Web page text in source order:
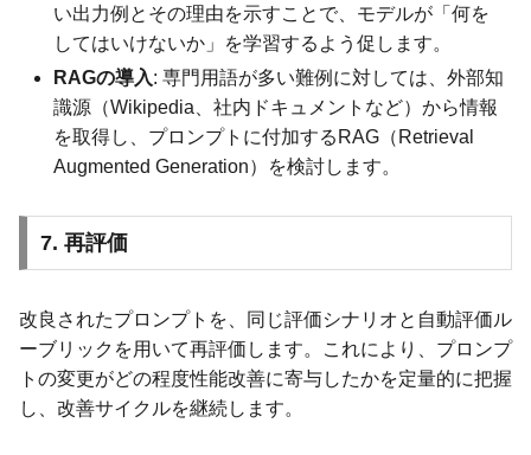
い出力例とその理由を示すことで、モデルが「何を
してはいけないか」を学習するよう促します。
RAGの導入: 専門用語が多い難例に対しては、外部知
識源（Wikipedia、社内ドキュメントなど）から情報
を取得し、プロンプトに付加するRAG（Retrieval
Augmented Generation）を検討します。
7. 再評価
改良されたプロンプトを、同じ評価シナリオと自動評価ル
ーブリックを用いて再評価します。これにより、プロンプ
トの変更がどの程度性能改善に寄与したかを定量的に把握
し、改善サイクルを継続します。